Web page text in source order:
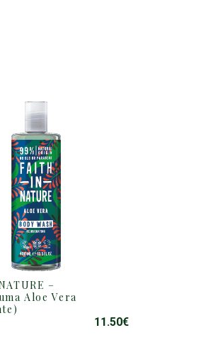
–
Aloe Vera
11.50€